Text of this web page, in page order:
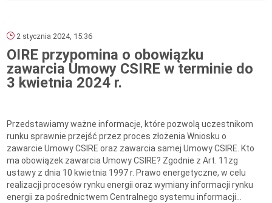
2 stycznia 2024, 15:36
OIRE przypomina o obowiązku
zawarcia Umowy CSIRE w terminie do
3 kwietnia 2024 r.
Przedstawiamy ważne informacje, które pozwolą uczestnikom
runku sprawnie przejść przez proces złożenia Wniosku o
zawarcie Umowy CSIRE oraz zawarcia samej Umowy CSIRE. Kto
ma obowiązek zawarcia Umowy CSIRE? Zgodnie z Art. 11zg
ustawy z dnia 10 kwietnia 1997 r. Prawo energetyczne, w celu
realizacji procesów rynku energii oraz wymiany informacji rynku
energii za pośrednictwem Centralnego systemu informacji...